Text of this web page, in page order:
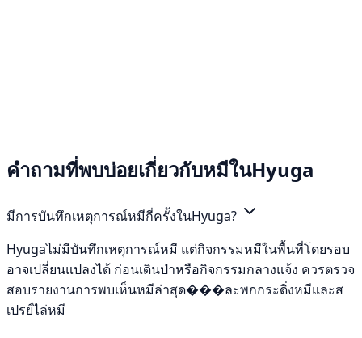
คำถามที่พบบ่อยเกี่ยวกับหมีในHyuga
มีการบันทึกเหตุการณ์หมีกี่ครั้งในHyuga?
Hyugaไม่มีบันทึกเหตุการณ์หมี แต่กิจกรรมหมีในพื้นที่โดยรอบ
อาจเปลี่ยนแปลงได้ ก่อนเดินป่าหรือกิจกรรมกลางแจ้ง ควรตรวจ
สอบรายงานการพบเห็นหมีล่าสุด���ละพกกระดิ่งหมีและส
เปรย์ไล่หมี